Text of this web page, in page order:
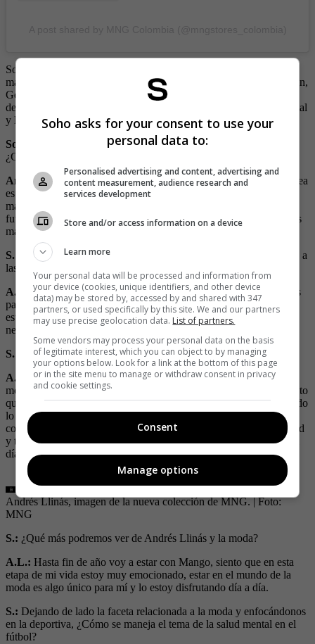
SoHo conversó con Andrés Llinás sobre su colaboración con esta
marca, la cual futbolistas de talla mundial como Antoine Griezmann,
Gerard Piqué y Zinedine Zidane han representado. Asimismo, el
defensa de Millonarios trató temas importantes como la salud mental
y la actualidad del fútbol femenino colombiano.
SoHo:
La relación entre la moda y el deporte no es tan común.
¿Cómo la analiza?
Andrés Llinás:Yo creo que no es tan común en Colombia y la idea
es quitar eso, que el deporte y la moda vayan mucho más de la
mano. Como pasa en Europa que uno ve que de pronto todos los
futbolistas sí están muy relacionados en la moda, están con muchas
marcas.
S.:
¿Cómo fueron las sensaciones de debutar en la moda? ¿Iguales a
las que siente como futbolista?
A.L.:Igual que en un partido. El día antes tuve muchos problemas
para dormir, el no saber qué iba a pasar, el no saber cómo manejar
este mundo de la moda y que sea mi debut siempre va a traer
nervios.
S.:
¿De qué forma describe la colecciónGame Changer?
A.L.:
Es una ropa sencilla que es lo que a mí me gusta, es muy
moderna, tienelookspara diferentes situaciones de la vida. Yo siento
que eso es lo más importante, el saber que Mango se alinea con todo
lo que yo hago en mi vida: para salir con mis amigos, para dar
conferencias y para cuando voy a ir a entrenar, el tener esa variedad
y todas las gamas de ropa hace que todo sea mucho más fácil en el
día a día.
Andrés Llinás, imagen de la nueva colección de MNG. | Foto:
MNG
S.: ¿Qué más podremos ver de Andrés Llinás y la moda?
A.L.: Hasta fin de año voy a estar con Mango, siento que en esta
etapa de mi vida estoy muy emocionado, estar en el mundo de la
moda es algo único para mí y lo estoy disfrutando día a día.
S.: Dejando de lado la faceta relacionada a la moda y enfocándonos
en la deportiva, ¿Cómo se maneja el tema de la salud mental en el
fútbol?
Soho asks for your consent to use your
personal data to:
Personalised advertising and content, advertising and
content measurement, audience research and
services development
Store and/or access information on a device
Learn more
Your personal data will be processed and information from
your device (cookies, unique identifiers, and other device
data) may be stored by, accessed by and shared with 347
partners, or used specifically by this site. We and our partners
may use precise geolocation data. List of partners.
Some vendors may process your personal data on the basis
of legitimate interest, which you can object to by managing
your options below. Look for a link at the bottom of this page
or in the site menu to manage or withdraw consent in privacy
and cookie settings.
Consent
Manage options